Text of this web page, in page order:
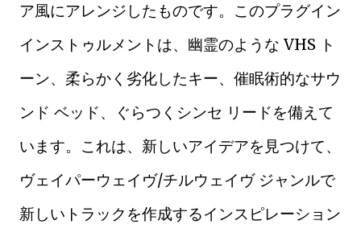
ア風にアレンジしたものです。このプラグイン
インストゥルメントは、幽霊のような VHS ト
ーン、柔らかく劣化したキー、催眠術的なサウ
ンド ベッド、ぐらつくシンセ リードを備えて
います。これは、新しいアイデアを見つけて、
ヴェイパーウェイヴ/チルウェイヴ ジャンルで
新しいトラックを作成するインスピレーション